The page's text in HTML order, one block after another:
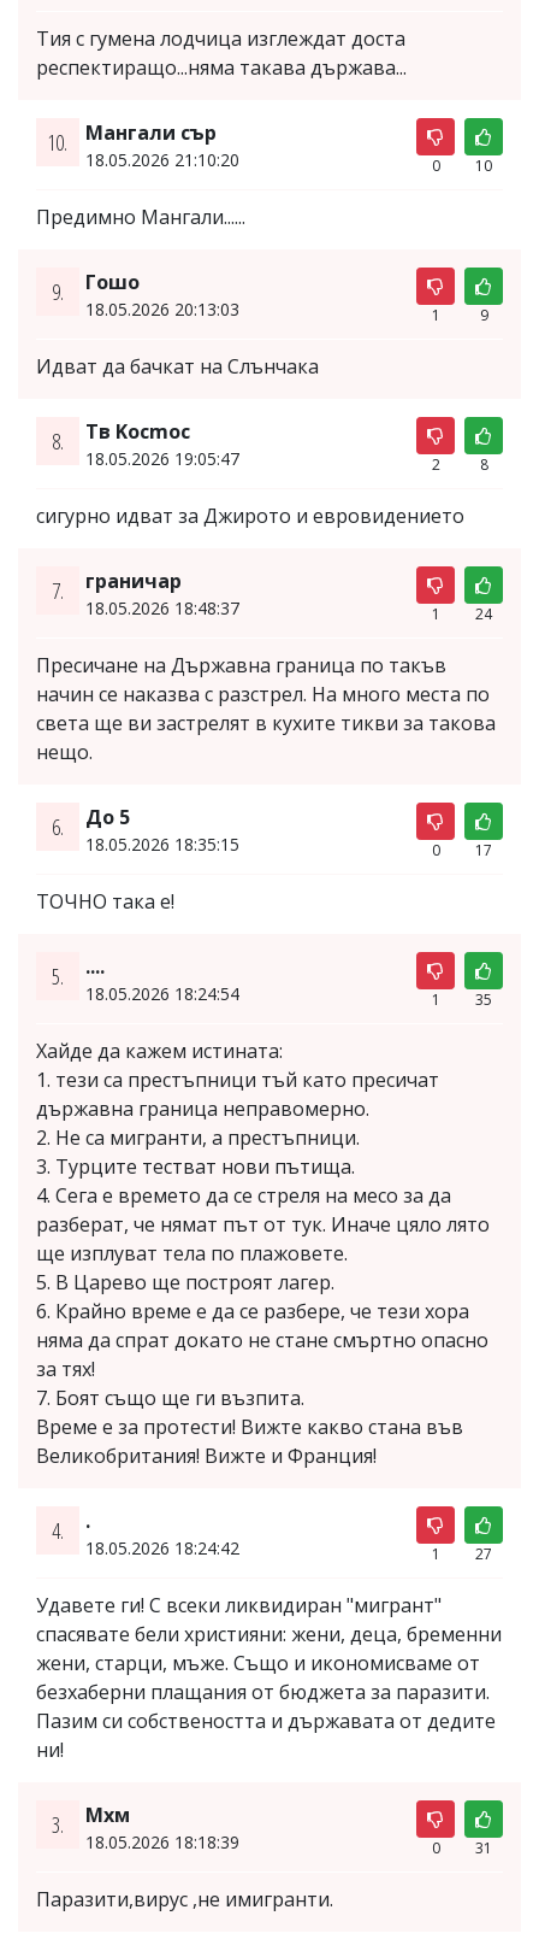
Тия с гумена лодчица изглеждат доста
респектиращо...няма такава държава...
10. Мангали сър
18.05.2026 21:10:20 0 10
Предимно Мангали......
9. Гошо
18.05.2026 20:13:03 1 9
Идват да бачкат на Слънчака
8. Тв Kocmoc
18.05.2026 19:05:47 2 8
сигурно идват за Джирото и евровидението
7. граничар
18.05.2026 18:48:37 1 24
Пресичане на Държавна граница по такъв
начин се наказва с разстрел. На много места по
света ще ви застрелят в кухите тикви за такова
нещо.
6. До 5
18.05.2026 18:35:15 0 17
ТОЧНО така е!
5. ....
18.05.2026 18:24:54 1 35
Хайде да кажем истината:
1. тези са престъпници тъй като пресичат
държавна граница неправомерно.
2. Не са мигранти, а престъпници.
3. Турците тестват нови пътища.
4. Сега е времето да се стреля на месо за да
разберат, че нямат път от тук. Иначе цяло лято
ще изплуват тела по плажовете.
5. В Царево ще построят лагер.
6. Крайно време е да се разбере, че тези хора
няма да спрат докато не стане смъртно опасно
за тях!
7. Боят също ще ги възпита.
Време е за протести! Вижте какво стана във
Великобритания! Вижте и Франция!
4. .
18.05.2026 18:24:42 1 27
Удавете ги! С всеки ликвидиран "мигрант"
спасявате бели християни: жени, деца, бременни
жени, старци, мъже. Също и икономисваме от
безхаберни плащания от бюджета за паразити.
Пазим си собствеността и държавата от дедите
ни!
3. Мхм
18.05.2026 18:18:39 0 31
Паразити,вирус ,не имигранти.